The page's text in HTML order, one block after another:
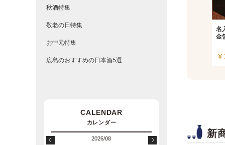
名
金
新
秋酒特集
敬老の日特集
お中元特集
広島のおすすめの日本酒5選
2026/08